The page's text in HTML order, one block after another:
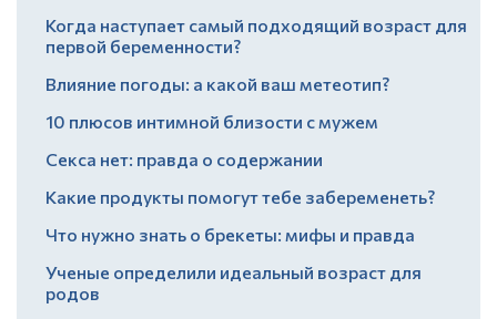
Когда наступает самый подходящий возраст для
первой беременности?
Влияние погоды: а какой ваш метеотип?
10 плюсов интимной близости с мужем
Секса нет: правда о содержании
Какие продукты помогут тебе забеременеть?
Что нужно знать о брекеты: мифы и правда
Ученые определили идеальный возраст для
родов